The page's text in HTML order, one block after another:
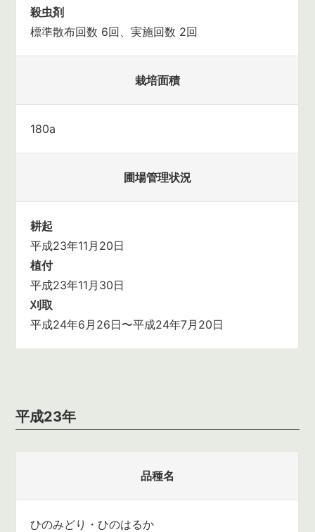
殺虫剤
標準散布回数 6回、実施回数 2回
栽培面積
180a
圃場管理状況
耕起
平成23年11月20日
植付
平成23年11月30日
刈取
平成24年6月26日〜平成24年7月20日
平成23年
品種名
ひのみどり・ひのはるか